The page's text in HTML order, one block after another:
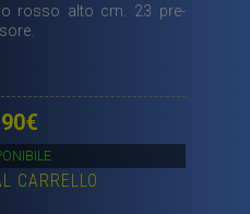
rosso alto cm. 23 pre-
€
CARRELLO